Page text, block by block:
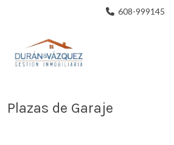
608-999145
Plazas de Garaje